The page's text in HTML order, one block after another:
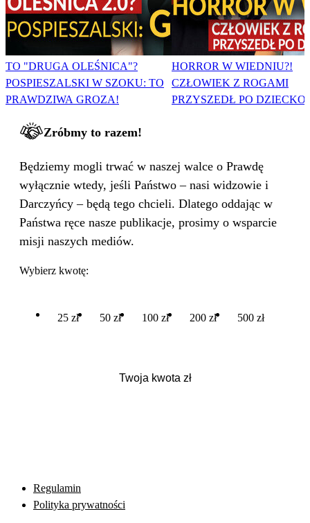
TO "DRUGA OLEŚNICA"?
POSPIESZALSKI W SZOKU: TO
PRAWDZIWA GROZA!
HORROR W WIEDNIU?!
CZŁOWIEK Z ROGAMI
PRZYSZEDŁ PO DZIECKO
Zróbmy to razem!
Będziemy mogli trwać w naszej walce o Prawdę
wyłącznie wtedy, jeśli Państwo – nasi widzowie i
Darczyńcy – będą tego chcieli. Dlatego oddając w
Państwa ręce nasze publikacje, prosimy o wsparcie
misji naszych mediów.
Wybierz kwotę:
25 zł 50 zł 100 zł 200 zł 500 zł
Regulamin
Polityka prywatności